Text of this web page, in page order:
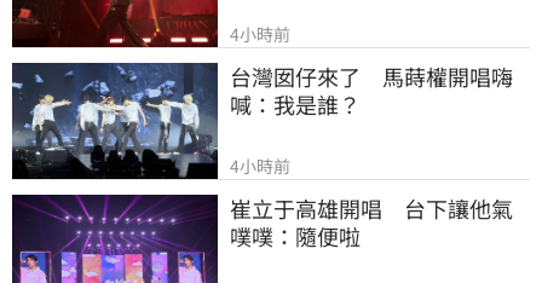
4小時前
台灣囡仔來了　馬蒔權開唱嗨
喊：我是誰？
4小時前
崔立于高雄開唱　台下讓他氣
噗噗：隨便啦